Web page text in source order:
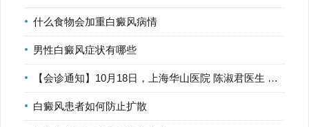
什么食物会加重白癜风病情
男性白癜风症状有哪些
【会诊通知】10月18日，上海华山医院 陈淑君医生 莅临宁波华仁
白癜风患者如何防止扩散